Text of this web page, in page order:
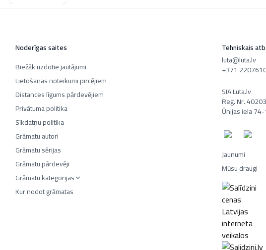
Noderīgas saites
Biežāk uzdotie jautājumi
Lietošanas noteikumi pircējiem
Distances līgums pārdevējiem
Privātuma politika
Sīkdatņu politika
Grāmatu autori
Grāmatu sērijas
Grāmatu pārdevēji
Grāmatu kategorijas
Kur nodot grāmatas
Tehniskais
luta@luta.lv
+371
SIA Luta.lv
Reģ. Nr.
Ūnijas iela
Jaunumi
Mūsu draugi